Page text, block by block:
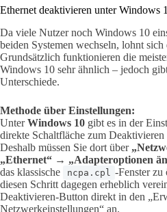
Ethernet deaktivieren unter Windows
Da viele Nutzer noch Windows 10
beiden Systemen wechseln, lohnt
Grundsätzlich funktionieren die
Windows 10 sehr ähnlich – jedoch
Unterschiede.
Methode über Einstellungen:
UnterWindows 10 gibt es in der
direkte Schaltfläche zum Deaktivieren
Deshalb müssen Sie dort über
„Ethernet“ → „Adapteroptionen
das klassische
ncpa.cpl -Fenster
diesen Schritt dagegen erheblich
Deaktivieren-Button direkt in den
Netzwerkeinstellungen“ an.